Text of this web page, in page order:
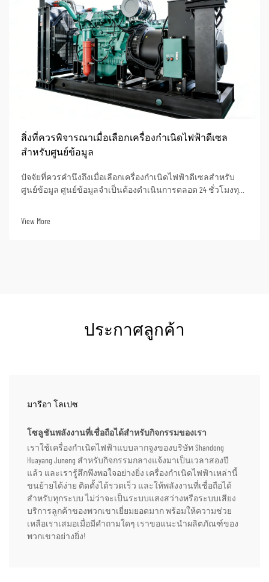
สิ่งที่ควรพิจารณาเมื่อเลือกเครื่องกำเนิดไฟฟ้าดีเซล
สำหรับศูนย์ข้อมูล
ปัจจัยที่ควรคำนึงถึงเมื่อเลือกเครื่องกำเนิดไฟฟ้าดีเซลสำหรับ
ศูนย์ข้อมูล ศูนย์ข้อมูลจำเป็นต้องดำเนินการตลอด 24 ชั่วโมงทุก
View More
ประกาศลูกค้า
มารีอา โลเปซ
โซลูชันพลังงานที่เชื่อถือได้สำหรับกิจกรรมของเรา
เราใช้เครื่องกำเนิดไฟฟ้าแบบลากจูงของบริษัท Shandong
Huayang Juneng สำหรับกิจกรรมกลางแจ้งมาเป็นเวลาสองปี
แล้ว และเรารู้สึกพึงพอใจอย่างยิ่ง เครื่องกำเนิดไฟฟ้าเหล่านี้
ขนย้ายได้ง่าย ติดตั้งได้รวดเร็ว และให้พลังงานที่เชื่อถือได้
สำหรับทุกระบบ ไม่ว่าจะเป็นระบบแสงสว่างหรือระบบเสียง
บริการลูกค้าของพวกเขาเยี่ยมยอดมาก พร้อมให้ความช่วย
เหลือเราเสมอเมื่อมีคำถามใดๆ เราขอแนะนำผลิตภัณฑ์ของ
พวกเขาอย่างยิ่ง!